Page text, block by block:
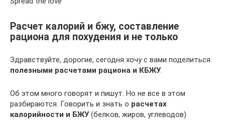
Расчет калорий и бжу, составление
рациона для похудения и не только
Здравствуйте, дорогие, сегодня хочу с вами поделиться
полезными расчетами рациона и КБЖУ.
Об этом много говорят и пишут. Но не все в этом
разбираются. Говорить и знать о расчетах
калорийности и БЖУ(белков, жиров, углеводов)